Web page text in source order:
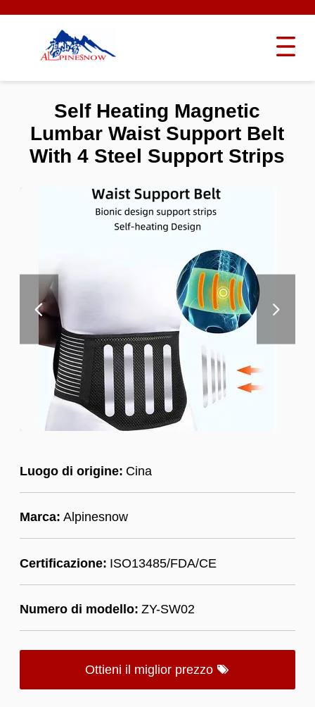
Luogo di origine: Cina
Marca: Alpinesnow
Certificazione: ISO13485/FDA/CE
Numero di modello: ZY-SW02
Ottieni il miglior prezzo
Self Heating Magnetic
Lumbar Waist Support Belt
With 4 Steel Support Strips